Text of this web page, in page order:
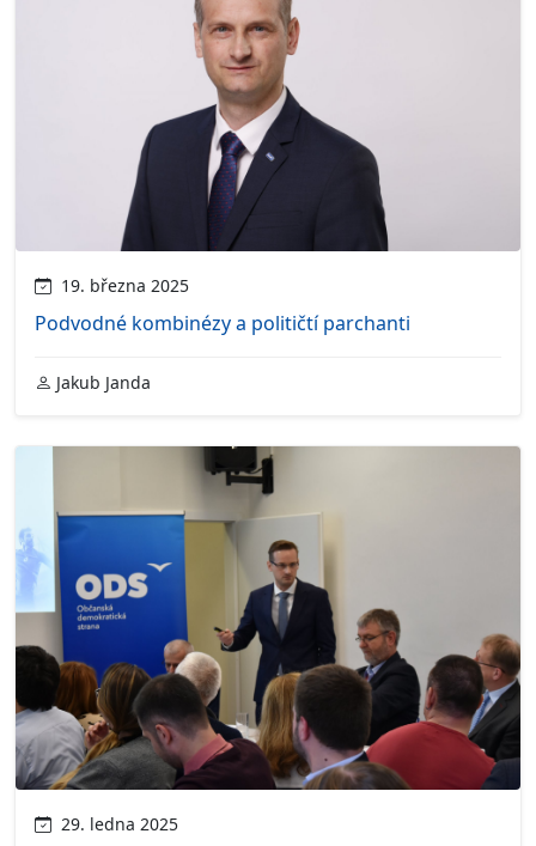
19. března 2025
Podvodné kombinézy a političtí parchanti
Jakub Janda
29. ledna 2025